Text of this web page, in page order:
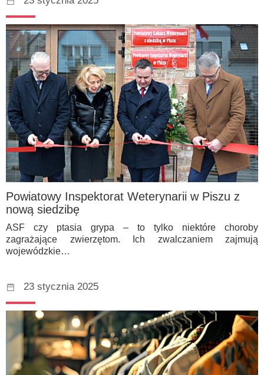
Powiatowy Inspektorat Weterynarii w Piszu z
nową siedzibę
ASF czy ptasia grypa – to tylko niektóre choroby
zagrażające zwierzętom. Ich zwalczaniem zajmują
wojewódzkie…
23 stycznia 2025